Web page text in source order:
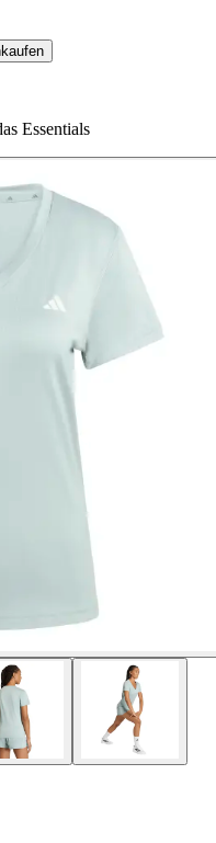
Essentials